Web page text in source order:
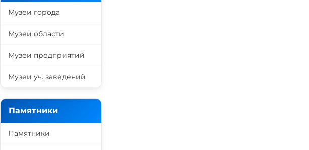
Музеи города
Музеи области
Музеи предприятий
Музеи уч. заведений
Памятники
Памятники